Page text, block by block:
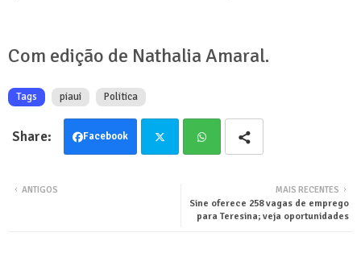
Com edição de Nathalia Amaral.
Tags piaui Politica
Facebook
tsa
MAIS RECENTES
Sine oferece 258 vagas de emprego
para Teresina; veja oportunidades
ANTIGOS